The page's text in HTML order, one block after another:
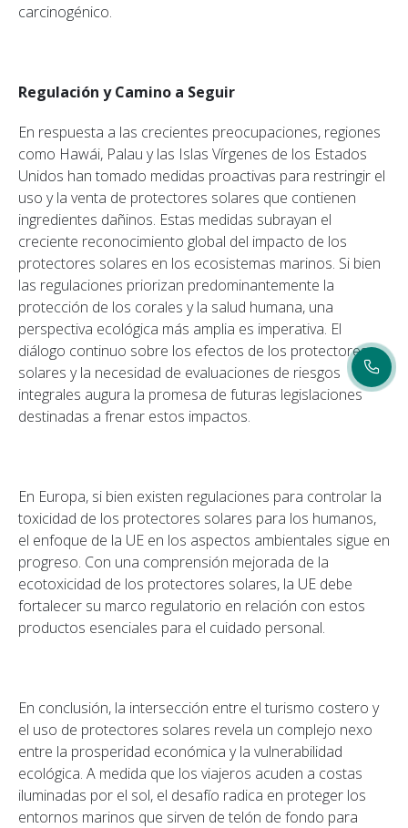
carcinogénico.
Regulación y Camino a Seguir
En respuesta a las crecientes preocupaciones, regiones
como Hawái, Palau y las Islas Vírgenes de los Estados
Unidos han tomado medidas proactivas para restringir el
uso y la venta de protectores solares que contienen
ingredientes dañinos. Estas medidas subrayan el
creciente reconocimiento global del impacto de los
protectores solares en los ecosistemas marinos. Si bien
las regulaciones priorizan predominantemente la
protección de los corales y la salud humana, una
perspectiva ecológica más amplia es imperativa. El
diálogo continuo sobre los efectos de los protectores
solares y la necesidad de evaluaciones de riesgos
integrales augura la promesa de futuras legislaciones
destinadas a frenar estos impactos.
En Europa, si bien existen regulaciones para controlar la
toxicidad de los protectores solares para los humanos,
el enfoque de la UE en los aspectos ambientales sigue en
progreso. Con una comprensión mejorada de la
ecotoxicidad de los protectores solares, la UE debe
fortalecer su marco regulatorio en relación con estos
productos esenciales para el cuidado personal.
En conclusión, la intersección entre el turismo costero y
el uso de protectores solares revela un complejo nexo
entre la prosperidad económica y la vulnerabilidad
ecológica. A medida que los viajeros acuden a costas
iluminadas por el sol, el desafío radica en proteger los
entornos marinos que sirven de telón de fondo para